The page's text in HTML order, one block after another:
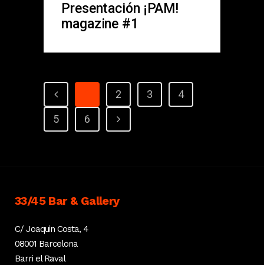
Presentación ¡PAM!
magazine #1
2 3
4
5
6
33/45 Bar & Gallery
C/ Joaquin Costa, 4
08001 Barcelona
Barri el Raval